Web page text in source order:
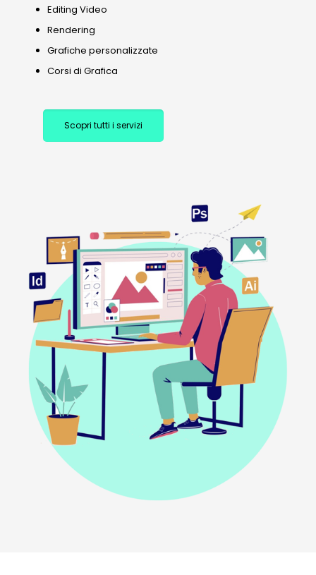
Editing Video
Rendering
Grafiche personalizzate
Corsi di Grafica
Scopri tutti i servizi